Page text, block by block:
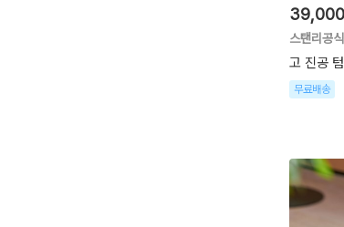
39,000
스탠리공
고 진공
무료배송